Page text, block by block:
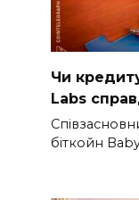
Чи
Labs
біткойн